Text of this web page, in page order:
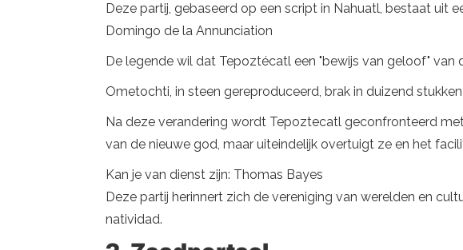
Deze partij, gebaseerd op een script in Nahuatl, bestaat uit
Domingo de la Annunciation
De legende wil dat Tepoztécatl een "bewijs van geloof"
Ometochti, in steen gereproduceerd, brak in duizend
Na deze verandering wordt Tepoztecatl geconfronteerd
van de nieuwe god, maar uiteindelijk overtuigt ze en het
Kan je van dienst zijn: Thomas Bayes
Deze partij herinnert zich de vereniging van werelden en
natividad.